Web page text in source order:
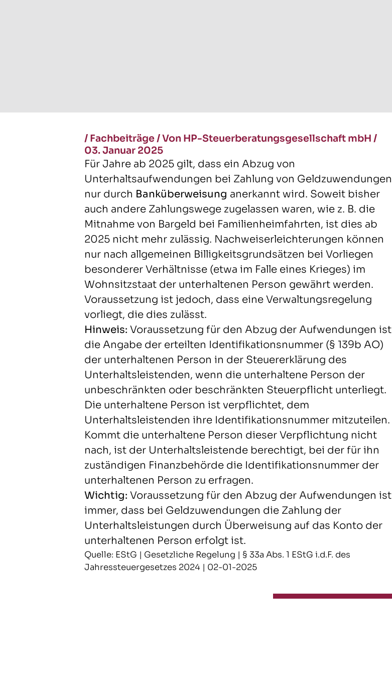
/ Fachbeiträge/Von HP-Steuerberatungsgesellschaft mbH /
03. Januar 2025
Für Jahre ab 2025 gilt, dass ein Abzug von
Unterhaltsaufwendungen bei Zahlung von Geldzuwendungen
nur durch Banküberweisung anerkannt wird. Soweit bisher
auch andere Zahlungswege zugelassen waren, wie z. B. die
Mitnahme von Bargeld bei Familienheimfahrten, ist dies ab
2025 nicht mehr zulässig. Nachweiserleichterungen können
nur nach allgemeinen Billigkeitsgrundsätzen bei Vorliegen
besonderer Verhältnisse (etwa im Falle eines Krieges) im
Wohnsitzstaat der unterhaltenen Person gewährt werden.
Voraussetzung ist jedoch, dass eine Verwaltungsregelung
vorliegt, die dies zulässt.
Hinweis: Voraussetzung für den Abzug der Aufwendungen ist
die Angabe der erteilten Identifikationsnummer (§ 139b AO)
der unterhaltenen Person in der Steuererklärung des
Unterhaltsleistenden, wenn die unterhaltene Person der
unbeschränkten oder beschränkten Steuerpflicht unterliegt.
Die unterhaltene Person ist verpflichtet, dem
Unterhaltsleistenden ihre Identifikationsnummer mitzuteilen.
Kommt die unterhaltene Person dieser Verpflichtung nicht
nach, ist der Unterhaltsleistende berechtigt, bei der für ihn
zuständigen Finanzbehörde die Identifikationsnummer der
unterhaltenen Person zu erfragen.
Wichtig: Voraussetzung für den Abzug der Aufwendungen ist
immer, dass bei Geldzuwendungen die Zahlung der
Unterhaltsleistungen durch Überweisung auf das Konto der
unterhaltenen Person erfolgt ist.
Quelle: EStG | Gesetzliche Regelung | § 33a Abs. 1 EStG i.d.F. des
Jahressteuergesetzes 2024 | 02-01-2025